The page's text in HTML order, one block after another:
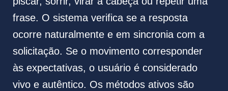
frase. O sistema verifica se a resposta
ocorre naturalmente e em sincronia com a
solicitação. Se o movimento corresponder
às expectativas, o usuário é considerado
vivo e autêntico. Os métodos ativos são